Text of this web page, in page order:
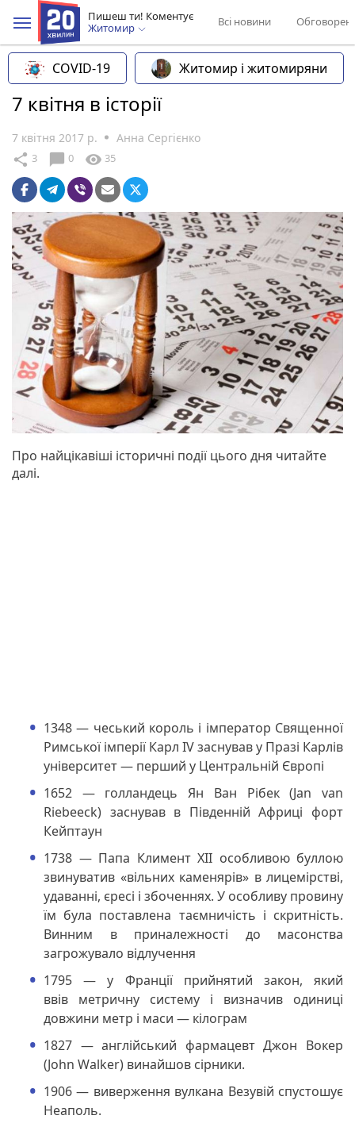
Пишеш ти! Коментує
Житомир
Всі новини
COVID-19 Житомир і житомиряни
7 квітня в історії
7 квітня 2017 р. Анна Сергієнко
share 3 chat_bubble 0 visibility 35
Про найцікавіші історичні події цього дня читайте
далі.
1348 — чеський король і імператор Священної
Римської імперії Карл IV заснував у Празі Карлів
університет — перший у Центральній Європі
1652 — голландець Ян Ван Рібек (Jan van
Riebeeck) заснував в Південній Африці форт
Кейптаун
1738 — Папа Климент XII особливою буллою
звинуватив «вільних каменярів» в лицемірстві,
удаванні, єресі і збоченнях. У особливу провину
їм була поставлена таємничість і скритність.
Винним в приналежності до масонства
загрожувало відлучення
1795 — у Франції прийнятий закон, який
ввів метричну систему і визначив одиниці
довжини метр і маси — кілограм
1827 — англійський фармацевт Джон Вокер
(John Walker) винайшов сірники.
1906 — виверження вулкана Везувій спустошує
Неаполь.